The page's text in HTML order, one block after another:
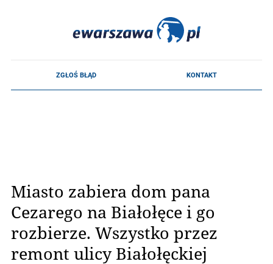
Miasto zabiera dom pana
Cezarego na Białołęce i go
rozbierze. Wszystko przez
remont ulicy Białołęckiej